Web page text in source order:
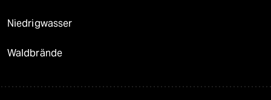
Niedrigwasser
Waldbrände